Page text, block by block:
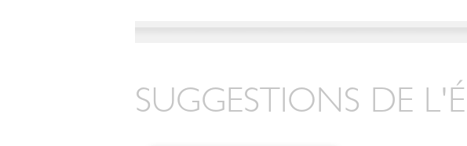
SUGGESTIONS DE